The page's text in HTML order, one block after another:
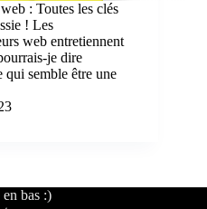
: Toutes les clés
! Les
web entretiennent
je dire
qui semble être une
bas :)